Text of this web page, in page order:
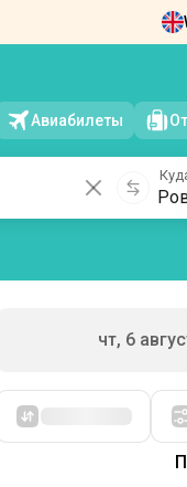
Авиабилеты
чт, 6
Сначала